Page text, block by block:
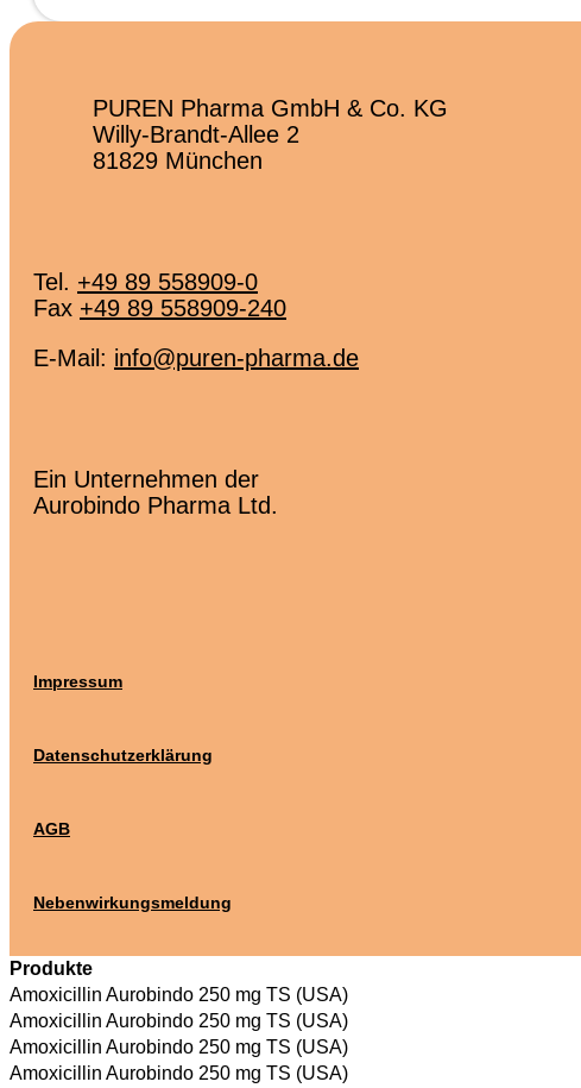
PUREN Pharma GmbH & Co. KG
Willy-Brandt-Allee 2
81829 München
Tel. +49 89 558909-0
Fax +49 89 558909-240
E-Mail: info@puren-pharma.de
Ein Unternehmen der
Aurobindo Pharma Ltd.
Impressum
Datenschutzerklärung
AGB
Nebenwirkungsmeldung
Produkte
Amoxicillin Aurobindo 250 mg TS (USA)
Amoxicillin Aurobindo 250 mg TS (USA)
Amoxicillin Aurobindo 250 mg TS (USA)
Amoxicillin Aurobindo 250 mg TS (USA)